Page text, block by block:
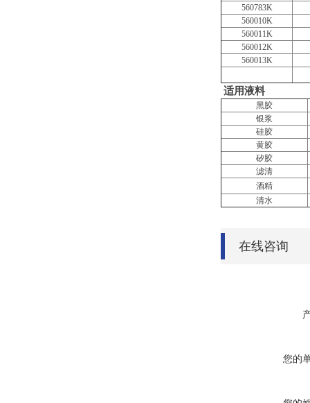
560783K
560010K
560011K
560012K
560013K
适用液料
黑胶
银浆
硅胶
黄胶
矽胶
滤清
酒精
清水
在线咨询
您的